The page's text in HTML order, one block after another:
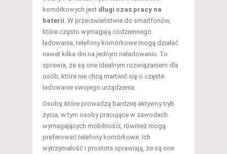
komórkowych jest długi czas pracy na
baterii. W przeciwieństwie do smartfonów,
które często wymagają codziennego
ładowania, telefony komórkowe mogą działać
nawet kilka dni na jednym naładowaniu. To
sprawia, że są one idealnym rozwiązaniem dla
osób, które nie chcą martwić się o częste
ładowanie swojego urządzenia.
Osoby, które prowadzą bardziej aktywny tryb
życia, w tym osoby pracujące w zawodach
wymagających mobilności, również mogą
preferować telefony komórkowe. Ich
wytrzymałość i prostota sprawiają, że są one